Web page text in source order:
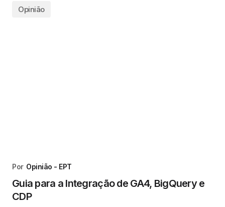
Opinião
Por Opinião - EPT
Guia para a Integração de GA4, BigQuery e
CDP